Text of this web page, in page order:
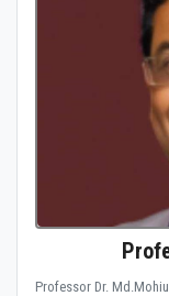
Professor Dr.